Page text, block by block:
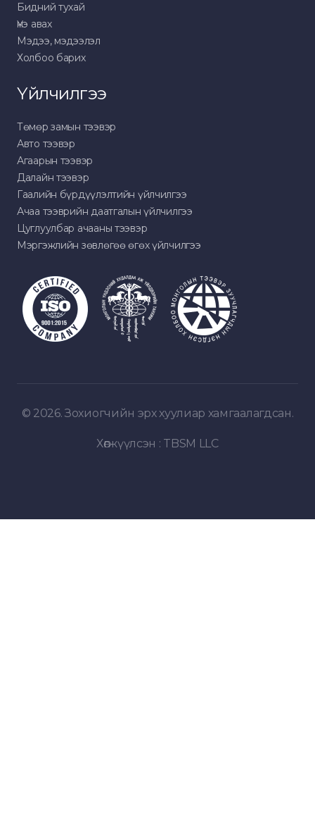
Бидний тухай
Үнэ авах
Мэдээ, мэдээлэл
Холбоо барих
Үйлчилгээ
Төмөр замын тээвэр
Авто тээвэр
Агаарын тээвэр
Далайн тээвэр
Гаалийн бүрдүүлэлтийн үйлчилгээ
Ачаа тээврийн даатгалын үйлчилгээ
Цуглуулбар ачааны тээвэр
Мэргэжлийн зөвлөгөө өгөх үйлчилгээ
© 2026. Зохиогчийн эрх хуулиар хамгаалагдсан.
Хөгжүүлсэн : TBSM LLC